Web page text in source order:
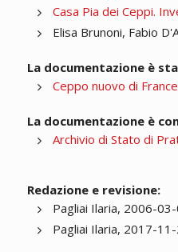
Casa Pia dei Ceppi.
Elisa Brunoni, Fabio
La documentazione è
Ceppo nuovo di
La documentazione è
Archivio di Stato di
Redazione e revisione:
Pagliai Ilaria, 2006-
Pagliai Ilaria, 2017-